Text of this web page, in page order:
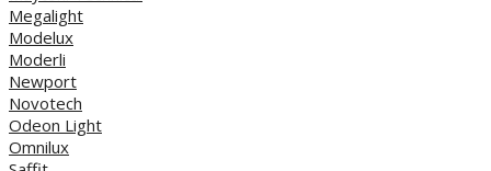
Megalight
Modelux
Moderli
Newport
Novotech
Odeon Light
Omnilux